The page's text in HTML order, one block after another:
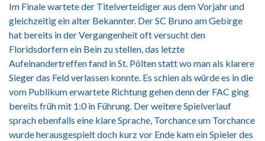
Im Finale wartete der Titelverteidiger aus dem Vorjahr und
gleichzeitig ein alter Bekannter. Der SC Bruno am Gebirge
hat bereits in der Vergangenheit oft versucht den
Floridsdorfern ein Bein zu stellen, das letzte
Aufeinandertreffen fand in St. Pölten statt wo man als klarere
Sieger das Feld verlassen konnte. Es schien als würde es in die
vom Publikum erwartete Richtung gehen denn der FAC ging
bereits früh mit 1:0 in Führung. Der weitere Spielverlauf
sprach ebenfalls eine klare Sprache, Torchance um Torchance
wurde herausgespielt doch kurz vor Ende kam ein Spieler des